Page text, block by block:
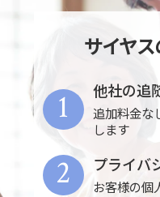
サイヤ
他社の追
追加料金な
します
1
プライバ
お客様の個
2